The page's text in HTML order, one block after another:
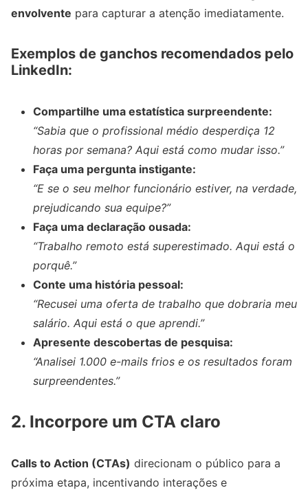
envolvente para capturar a atenção imediatamente.
Exemplos de ganchos recomendados pelo
LinkedIn:
Compartilhe uma estatística surpreendente:
“Sabia que o profissional médio desperdiça 12
horas por semana? Aqui está como mudar isso.”
Faça uma pergunta instigante:
“E se o seu melhor funcionário estiver, na verdade,
prejudicando sua equipe?”
Faça uma declaração ousada:
“Trabalho remoto está superestimado. Aqui está o
porquê.”
Conte uma história pessoal:
“Recusei uma oferta de trabalho que dobraria meu
salário. Aqui está o que aprendi.”
Apresente descobertas de pesquisa:
“Analisei 1.000 e-mails frios e os resultados foram
surpreendentes.”
2. Incorpore um CTA claro
Calls to Action (CTAs) direcionam o público para a
próxima etapa, incentivando interações e